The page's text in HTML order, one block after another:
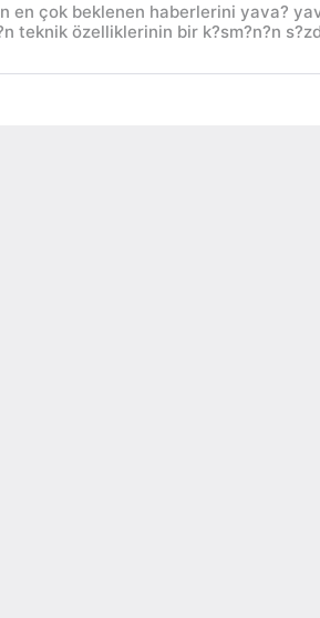
en çok beklenen haberlerini yava?
teknik özelliklerinin bir k?sm?n?n